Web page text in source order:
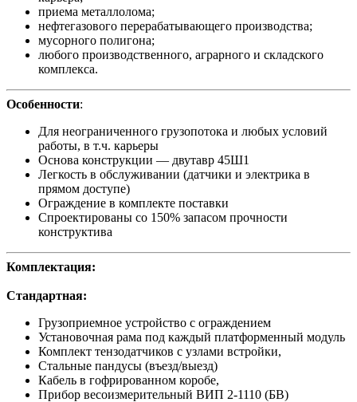
приема металлолома;
нефтегазового перерабатывающего производства;
мусорного полигона;
любого производственного, аграрного и складского
комплекса.
Особенности:
Для неограниченного грузопотока и любых условий
работы, в т.ч. карьеры
Основа конструкции — двутавр 45Ш1
Легкость в обслуживании (датчики и электрика в
прямом доступе)
Ограждение в комплекте поставки
Спроектированы со 150% запасом прочности
конструктива
Комплектация:
Стандартная:
Грузоприемное устройство с ограждением
Установочная рама под каждый платформенный модуль
Комплект тензодатчиков с узлами встройки,
Стальные пандусы (въезд/выезд)
Кабель в гофрированном коробе,
Прибор весоизмерительный ВИП 2-1110 (БВ)